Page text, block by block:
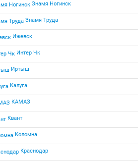
Знамя Ногинск
Знамя Труда
Ижевск
Интер Чк
Иртыш
Калуга
КАМАЗ
Квант
Коломна
Краснодар